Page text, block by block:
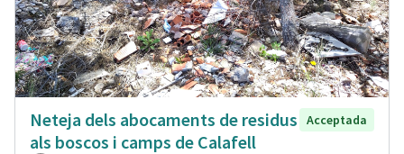
Neteja dels abocaments de residus
als boscos i camps de Calafell
Acceptada